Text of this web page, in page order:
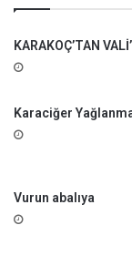
e
i
M
s
ü
n
ı
KARAKOÇ’TAN
Karaciğer
Vurun abalıya